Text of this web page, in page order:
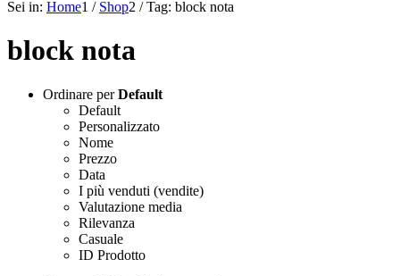
Sei in: Home1 / Shop2 / Tag: block nota
block nota
Ordinare perDefault
Default
Personalizzato
Nome
Prezzo
Data
I più venduti (vendite)
Valutazione media
Rilevanza
Casuale
ID Prodotto